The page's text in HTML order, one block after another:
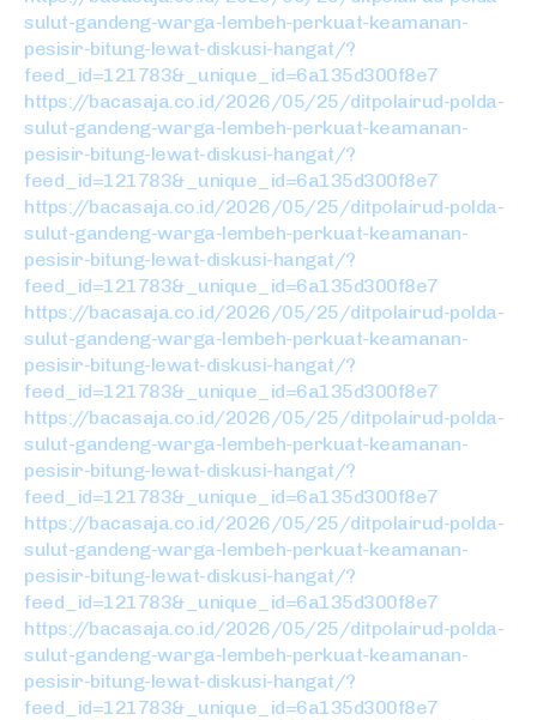
sulut-gandeng-warga-lembeh-perkuat-keamanan-
pesisir-bitung-lewat-diskusi-hangat/?
feed_id=121783&_unique_id=6a135d300f8e7
https://bacasaja.co.id/2026/05/25/ditpolairud-polda-
sulut-gandeng-warga-lembeh-perkuat-keamanan-
pesisir-bitung-lewat-diskusi-hangat/?
feed_id=121783&_unique_id=6a135d300f8e7
https://bacasaja.co.id/2026/05/25/ditpolairud-polda-
sulut-gandeng-warga-lembeh-perkuat-keamanan-
pesisir-bitung-lewat-diskusi-hangat/?
feed_id=121783&_unique_id=6a135d300f8e7
https://bacasaja.co.id/2026/05/25/ditpolairud-polda-
sulut-gandeng-warga-lembeh-perkuat-keamanan-
pesisir-bitung-lewat-diskusi-hangat/?
feed_id=121783&_unique_id=6a135d300f8e7
https://bacasaja.co.id/2026/05/25/ditpolairud-polda-
sulut-gandeng-warga-lembeh-perkuat-keamanan-
pesisir-bitung-lewat-diskusi-hangat/?
feed_id=121783&_unique_id=6a135d300f8e7
https://bacasaja.co.id/2026/05/25/ditpolairud-polda-
sulut-gandeng-warga-lembeh-perkuat-keamanan-
pesisir-bitung-lewat-diskusi-hangat/?
feed_id=121783&_unique_id=6a135d300f8e7
https://bacasaja.co.id/2026/05/25/ditpolairud-polda-
sulut-gandeng-warga-lembeh-perkuat-keamanan-
pesisir-bitung-lewat-diskusi-hangat/?
feed_id=121783&_unique_id=6a135d300f8e7